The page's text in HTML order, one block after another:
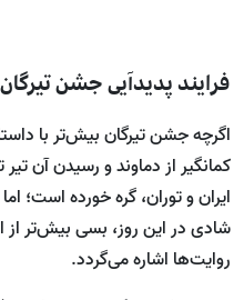
فرایند پدیدآیی جشن تیرگان
اگرچه جشن تیرگان بیش‌تر با
کمانگیر از دماوند و رسیدن آن تیر
ایران و توران، گره خورده است؛
شادی در این روز، بسی بیش‌تر از
روایت‌ها اشاره می‌گردد.